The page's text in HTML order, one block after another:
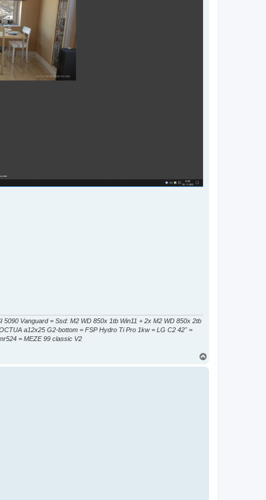
Vanguard = Ssd: M2 WD 850x 1tb Win11 + 2x M2 WD 850x 2tb
a12x25 G2-bottom = FSP Hydro Ti Pro 1kw = LG C2 42" =
= MEZE 99 classic V2